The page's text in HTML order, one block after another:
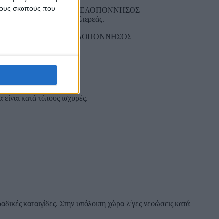
σκοπούς που
ΣΤΕΡΕΑ, ΔΥΤΙΚΗ ΠΕΛΟΠΟΝΝΗΣΟΣ
και της δυτικής Στερεάς.
ΕΥΒΟΙΑ, ΑΝΑΤΟΛΙΚΗ ΠΕΛΟΠΟΝΝΗΣΟΣ
κατά τόπους ισχυρές.
καταιγίδες. Στην υπόλοιπη χώρα λίγες νεφώσεις κατά